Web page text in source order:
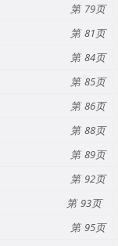
79
81
84
85
86
88
89
92
93
95